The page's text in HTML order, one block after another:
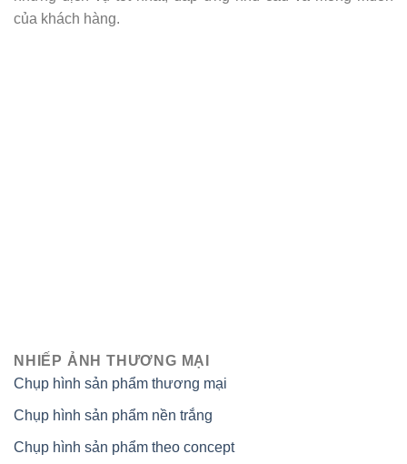
của khách hàng.
NHIẾP ẢNH THƯƠNG MẠI
Chụp hình sản phẩm thương mại
Chụp hình sản phẩm nền trắng
Chụp hình sản phẩm theo concept